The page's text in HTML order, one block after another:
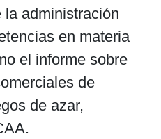
la administración
en materia
el informe sobre
de
de azar,